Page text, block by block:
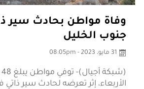
وفاة مواطن بحادث سير
جنوب الخليل
31 مايو، 2023 - 08:05pm
الأربعاء، إثر تعرضه لحادث سير ذاتي